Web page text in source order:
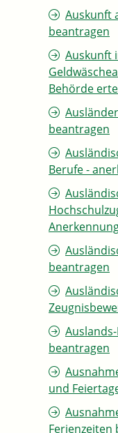
Auskunft
beantragen
Auskunft
Behörde
beantragen
Berufe -
beantragen
beantragen
und
Ferienzeiten